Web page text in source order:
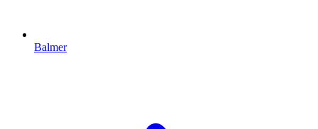
Balmer